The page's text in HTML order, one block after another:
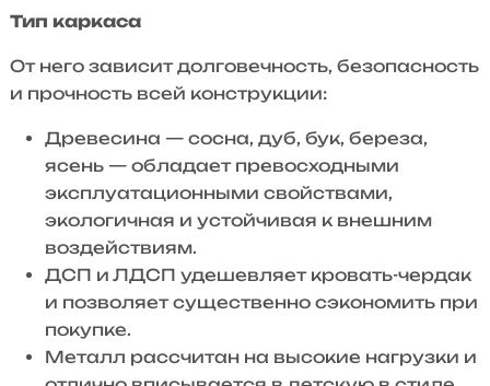
Тип каркаса
От него зависит долговечность, безопасность
и прочность всей конструкции:
Древесина — сосна, дуб, бук, береза,
ясень — обладает превосходными
эксплуатационными свойствами,
экологичная и устойчивая к внешним
воздействиям.
ДСП и ЛДСП удешевляет кровать-чердак
и позволяет существенно сэкономить при
покупке.
Металл рассчитан на высокие нагрузки и